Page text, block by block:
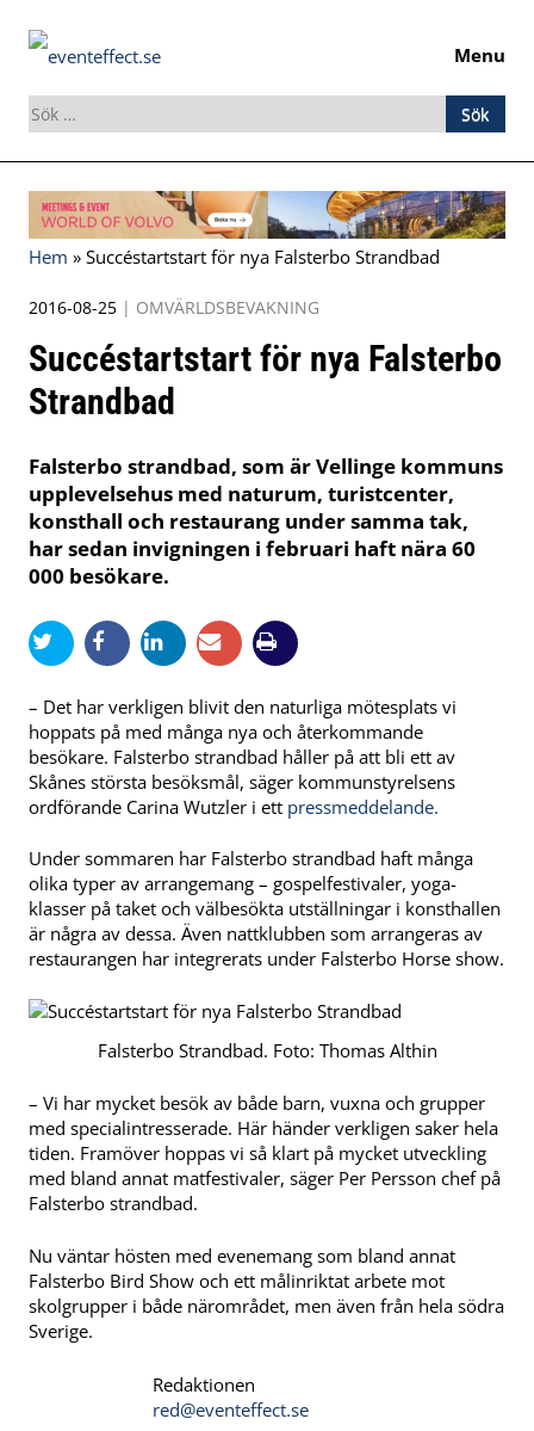
Menu
Sök
efter:
Skip
to
content
Hem » Succéstartstart för nya Falsterbo Strandbad
2016-08-25 | OMVÄRLDSBEVAKNING
Succéstartstart för nya Falsterbo
Strandbad
Falsterbo strandbad, som är Vellinge kommuns
upplevelsehus med naturum, turistcenter,
konsthall och restaurang under samma tak,
har sedan invigningen i februari haft nära 60
000 besökare.
– Det har verkligen blivit den naturliga mötesplats vi
hoppats på med många nya och återkommande
besökare. Falsterbo strandbad håller på att bli ett av
Skånes största besöksmål, säger kommunstyrelsens
ordförande Carina Wutzler i ett pressmeddelande.
Under sommaren har Falsterbo strandbad haft många
olika typer av arrangemang – gospelfestivaler, yoga-
klasser på taket och välbesökta utställningar i konsthallen
är några av dessa. Även nattklubben som arrangeras av
restaurangen har integrerats under Falsterbo Horse show.
Falsterbo Strandbad. Foto: Thomas Althin
– Vi har mycket besök av både barn, vuxna och grupper
med specialintresserade. Här händer verkligen saker hela
tiden. Framöver hoppas vi så klart på mycket utveckling
med bland annat matfestivaler, säger Per Persson chef på
Falsterbo strandbad.
Nu väntar hösten med evenemang som bland annat
Falsterbo Bird Show och ett målinriktat arbete mot
skolgrupper i både närområdet, men även från hela södra
Sverige.
Redaktionen
red@eventeffect.se